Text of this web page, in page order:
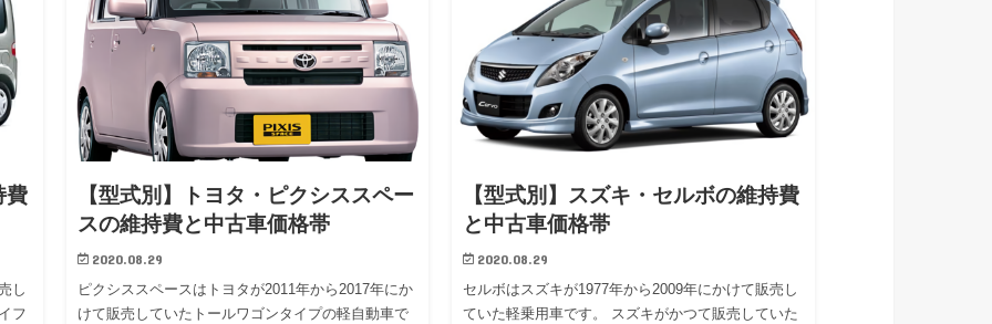
費
し
フ
【型式別】トヨタ・ピクシススペー
スの維持費と中古車価格帯
2020.08.29
ピクシススペースはトヨタが2011年から2017年にか
けて販売していたトールワゴンタイプの軽自動車で
【型式別】スズキ・セルボの維持費
と中古車価格帯
2020.08.29
セルボはスズキが1977年から2009年にかけて販売し
ていた軽乗用車です。 スズキがかつて販売していた